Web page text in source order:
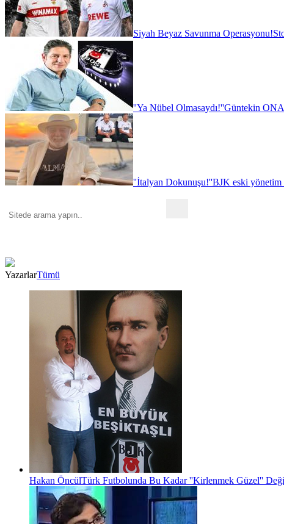
Siyah Beyaz Savunma Operasyonu!
''Ya Nübel Olmasaydı!''Güntekin
''İtalyan Dokunuşu!''BJK eski
YazarlarTümü
Hakan ÖncülTürk Futbolunda Bu Kadar ''Kirlenmek Güzel''